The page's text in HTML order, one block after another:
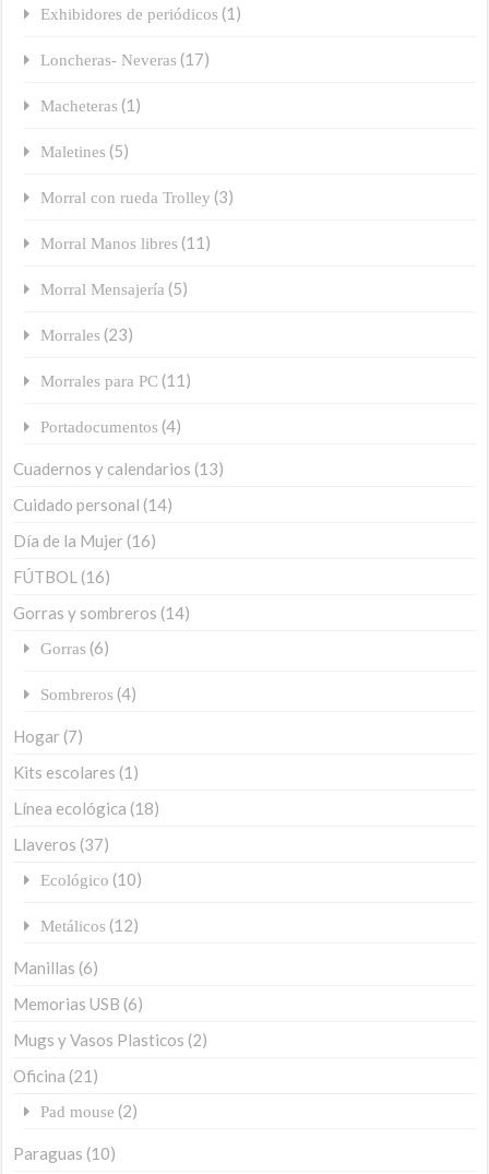
Exhibidores de periódicos (1)
Loncheras- Neveras (17)
Macheteras (1)
Maletines (5)
Morral con rueda Trolley (3)
Morral Manos libres (11)
Morral Mensajería (5)
Morrales (23)
Morrales para PC (11)
Portadocumentos (4)
Cuadernos y calendarios (13)
Cuidado personal (14)
Día de la Mujer (16)
FÚTBOL (16)
Gorras y sombreros (14)
Gorras (6)
Sombreros (4)
Hogar (7)
Kits escolares (1)
Línea ecológica (18)
Llaveros (37)
Ecológico (10)
Metálicos (12)
Manillas (6)
Memorias USB (6)
Mugs y Vasos Plasticos (2)
Oficina (21)
Pad mouse (2)
Paraguas (10)